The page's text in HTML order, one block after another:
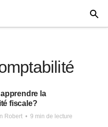
la
fiscale?
Robert • 9 min de lecture